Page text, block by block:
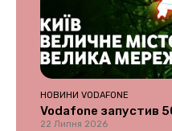
НОВИНИ VODAFONE
Vodafone запустив
22 Липня 2026